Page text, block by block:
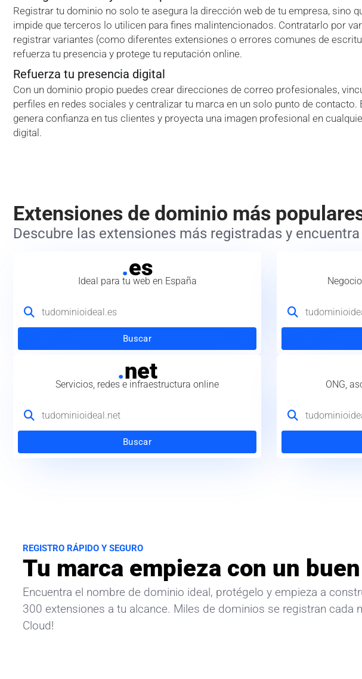
Registrar tu dominio no solo te asegura la dirección web de tu empresa, sino
impide que terceros lo utilicen para fines malintencionados. Contratarlo por
registrar variantes (como diferentes extensiones o errores comunes de
refuerza tu presencia y protege tu reputación online.
Refuerza tu presencia digital
Con un dominio propio puedes crear direcciones de correo profesionales,
perfiles en redes sociales y centralizar tu marca en un solo punto de contacto.
genera confianza en tus clientes y proyecta una imagen profesional en
digital.
Extensiones de dominio más
Descubre las extensiones más registradas y
.es
Ideal para tu web en España
Buscar
.net
Servicios, redes e infraestructura online
Buscar
ONG,
REGISTRO RÁPIDO Y SEGURO
Tu marca empieza con un
Encuentra el nombre de dominio ideal, protégelo y empieza a
300 extensiones a tu alcance. Miles de dominios se registran cada
Cloud!